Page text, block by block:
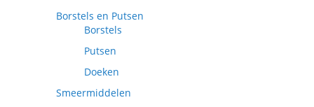
Borstels en Putsen
Borstels
Putsen
Doeken
Smeermiddelen